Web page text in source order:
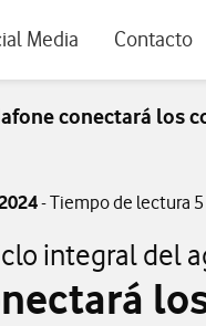
Media Contacto
conectará los
- Tiempo de lectura
integral del